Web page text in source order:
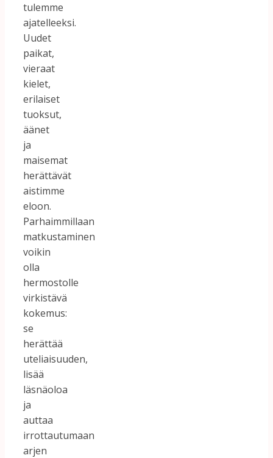
tulemme
ajatelleeksi.
Uudet
paikat,
vieraat
kielet,
erilaiset
tuoksut,
äänet
ja
maisemat
herättävät
aistimme
eloon.
Parhaimmillaan
matkustaminen
voikin
olla
hermostolle
virkistävä
kokemus:
se
herättää
uteliaisuuden,
lisää
läsnäoloa
ja
auttaa
irrottautumaan
arjen